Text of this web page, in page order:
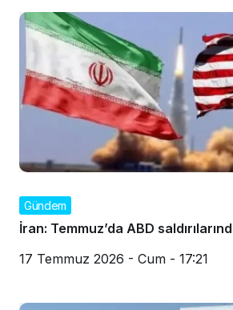
Gündem
İran: Temmuz’da ABD
17 Temmuz 2026 - Cum - 17:21